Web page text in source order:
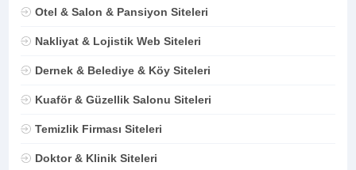
Otel & Salon & Pansiyon Siteleri
Nakliyat & Lojistik Web Siteleri
Dernek & Belediye & Köy Siteleri
Kuaför & Güzellik Salonu Siteleri
Temizlik Firması Siteleri
Doktor & Klinik Siteleri